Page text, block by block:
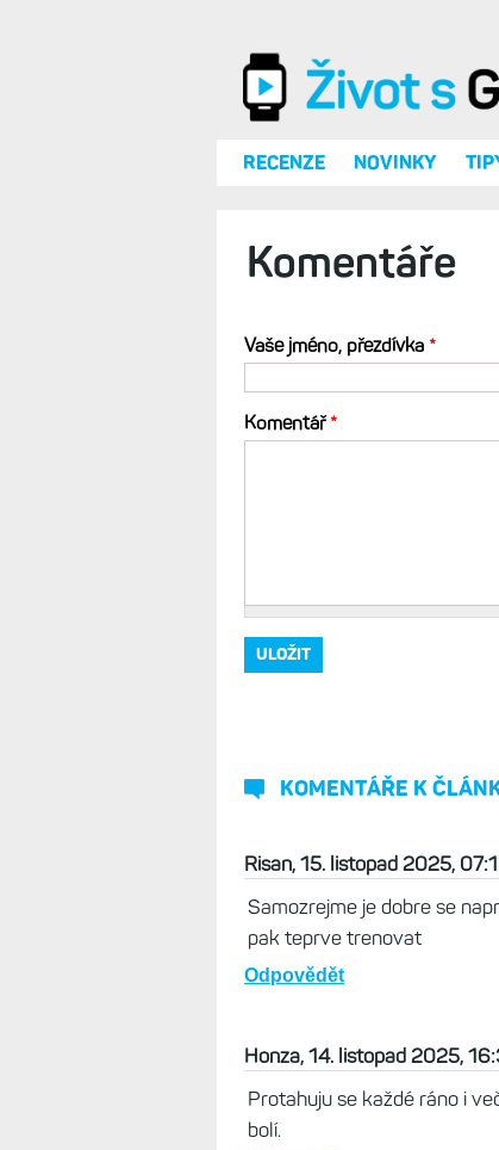
RECENZE NOVINKY
Komentáře
Vaše jméno, přezdívka *
Komentář*
KOMENTÁŘE K
Risan, 15. listopad 2025,
Samozrejme je dobre se
pak teprve trenovat
Odpovědět
Honza, 14. listopad 2025,
Protahuju se každé ráno i
bolí.